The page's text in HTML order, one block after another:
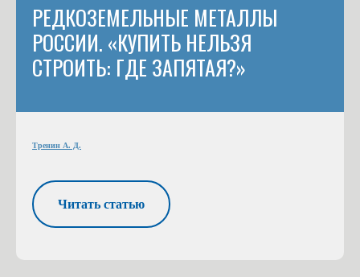
РЕДКОЗЕМЕЛЬНЫЕ МЕТАЛЛЫ
РОССИИ. «КУПИТЬ НЕЛЬЗЯ
СТРОИТЬ: ГДЕ ЗАПЯТАЯ?»
Тренин А. Д.
Читать статью